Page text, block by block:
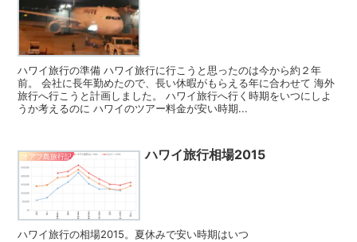
ハワイ旅行の準備 ハワイ旅行に行こうと思ったのは今から約２年
前。 会社に長年勤めたので、長い休暇がもらえる年に合わせて 海外
旅行へ行こうと計画しました。 ハワイ旅行へ行く時期をいつにしよ
うか考えるのに ハワイのツアー料金が安い時期...
オアフ島旅行記 ハワイ旅行相場2015
ハワイ旅行の相場2015。夏休みで安い時期はいつ